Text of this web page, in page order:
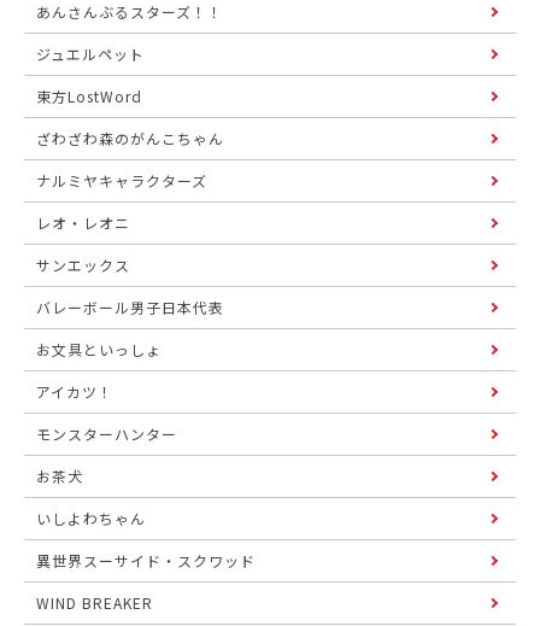
あんさんぶるスターズ！！
ジュエルペット
東方LostWord
ざわざわ森のがんこちゃん
ナルミヤキャラクターズ
レオ・レオニ
サンエックス
バレーボール男子日本代表
お文具といっしょ
アイカツ！
モンスターハンター
お茶犬
いしよわちゃん
異世界スーサイド・スクワッド
WIND BREAKER